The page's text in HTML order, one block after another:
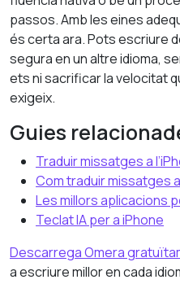
passos. Amb les eines
és certa ara. Pots escriure
segura en un altre idioma,
ets ni sacrificar la velocitat
exigeix.
Guies
Traduir missatges a
Com traduir missatges a
Les millors aplicacions
Teclat IA per a iPhone
Descarrega Omera
a escriure millor en cada